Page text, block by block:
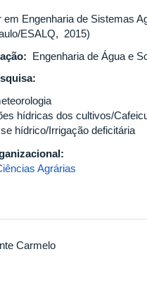
em Engenharia de Sistemas
ESALQ, 2015)
Engenharia de Água e
hídricas dos cultivos/
hídrico/Irrigação deficitária
Agrárias
Carmelo